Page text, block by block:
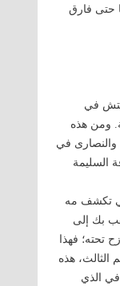
حتى فارق
في
ومن هذه
والنصارى في
السليمة
تكشف مه
بك إلى
تحته؛ فهذا
الثالث، هذه
الذي